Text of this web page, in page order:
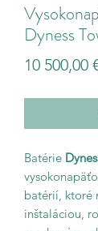
Dyness
10 500,00
Batérie
batérií, ktoré
inštaláciou,